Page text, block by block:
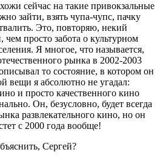
сейчас на такие привокзальные
зайти, взять чупа-чупс, пачку
Это, повторяю, некий
чем просто забота о культурном
Я многое, что называется,
рынка в 2002-2003
то состояние, в котором он
вещи я абсолютно не угадал:
и просто качественного кино
Он, безусловно, будет всегда
развлекательного кино, но он
с 2000 года вообще!
Сергей?